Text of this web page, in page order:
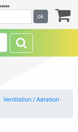
ok
Ventilation / Aération